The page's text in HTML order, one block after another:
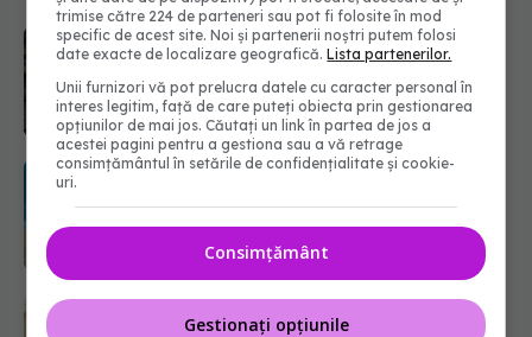
Adevărul despre tratamentul cu
doze mari de Vitamina D în cancerul
colorectal
06.08.2026, 08:06
Gabriela Cristea, manifest pentru
fiecăruia spune o poveste
Prof. dr. Valeriu Gheorghiță intră în
Board-ul Editorial al revistei
trimise către 224 de parteneri sau pot fi folosite în mod
specific de acest site. Noi și partenerii noștri putem folosi
date exacte de localizare geografică.Lista partenerilor.
Unii furnizori vă pot prelucra datele cu caracter personal în
interes legitim, față de care puteți obiecta prin gestionarea
opțiunilor de mai jos. Căutați un link în partea de jos a
acestei pagini pentru a gestiona sau a vă retrage
consimțământul în setările de confidențialitate și cookie-
uri.
Consimțământ
Gestionați opțiunile